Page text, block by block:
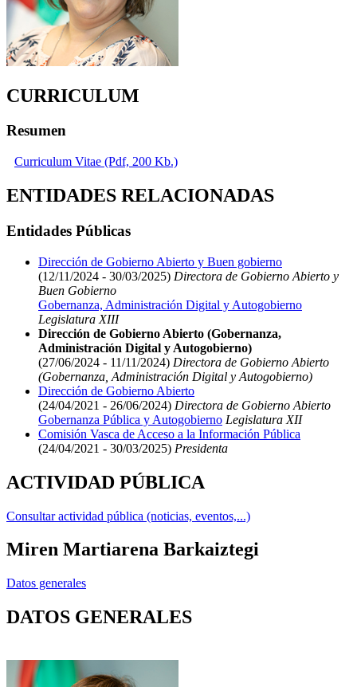
CURRICULUM
Resumen
Curriculum Vitae (Pdf, 200 Kb.)
ENTIDADES RELACIONADAS
Entidades Públicas
Dirección de Gobierno Abierto y Buen gobierno
(12/11/2024 - 30/03/2025) Directora de Gobierno Abierto y
Buen Gobierno
Gobernanza, Administración Digital y Autogobierno
Legislatura XIII
Dirección de Gobierno Abierto (Gobernanza,
Administración Digital y Autogobierno)
(27/06/2024 - 11/11/2024) Directora de Gobierno Abierto
(Gobernanza, Administración Digital y Autogobierno)
Dirección de Gobierno Abierto
(24/04/2021 - 26/06/2024) Directora de Gobierno Abierto
Gobernanza Pública y Autogobierno Legislatura XII
Comisión Vasca de Acceso a la Información Pública
(24/04/2021 - 30/03/2025) Presidenta
ACTIVIDAD PÚBLICA
Consultar actividad pública (noticias, eventos,...)
Miren Martiarena Barkaiztegi
Datos generales
DATOS GENERALES